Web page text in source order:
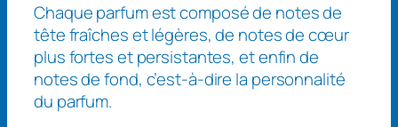
Chaque parfum est composé de notes de
tête fraîches et légères, de notes de cœur
plus fortes et persistantes, et enfin de
notes de fond, c’est-à-dire la personnalité
du parfum.